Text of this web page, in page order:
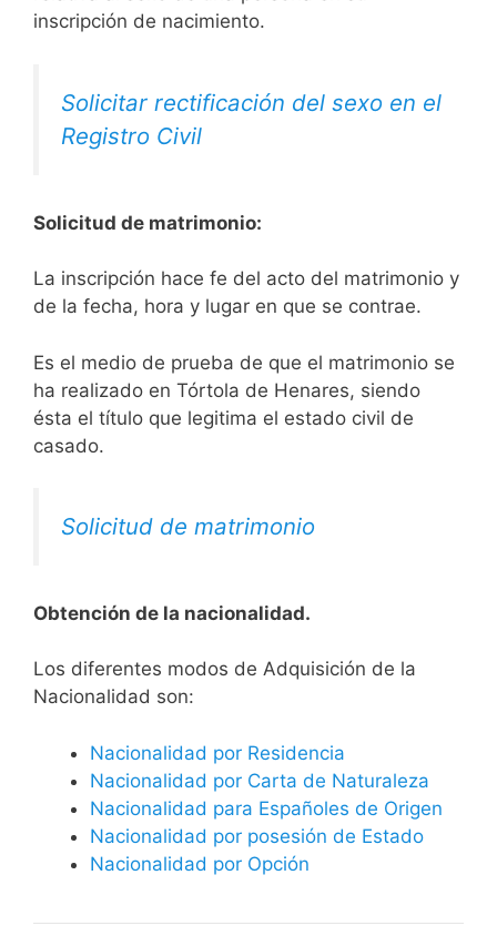
inscripción de nacimiento.
Solicitar rectificación del sexo en el
Registro Civil
Solicitud de matrimonio:
La inscripción hace fe del acto del matrimonio y
de la fecha, hora y lugar en que se contrae.
Es el medio de prueba de que el matrimonio se
ha realizado en Tórtola de Henares, siendo
ésta el título que legitima el estado civil de
casado.
Solicitud de matrimonio
Obtención de la nacionalidad.
​​​Los diferentes modos de Adquisición de la
Nacionalidad son:
Nacionalidad por Residencia
Nacionalidad por Carta de Naturaleza
Nacionalidad para Españoles de Origen
Nacionalidad por posesión de Estado
Nacionalidad por Opción